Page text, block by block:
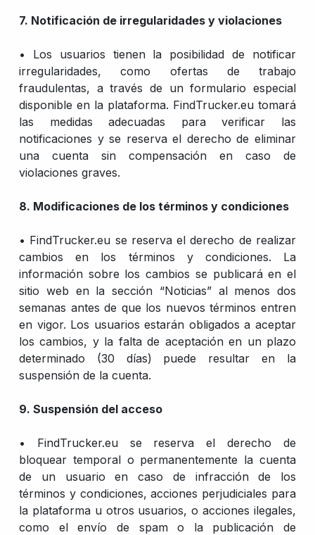
7. Notificación de irregularidades y violaciones
• Los usuarios tienen la posibilidad de notificar
irregularidades, como ofertas de trabajo
fraudulentas, a través de un formulario especial
disponible en la plataforma. FindTrucker.eu tomará
las medidas adecuadas para verificar las
notificaciones y se reserva el derecho de eliminar
una cuenta sin compensación en caso de
violaciones graves.
8. Modificaciones de los términos y condiciones
• FindTrucker.eu se reserva el derecho de realizar
cambios en los términos y condiciones. La
información sobre los cambios se publicará en el
sitio web en la sección “Noticias” al menos dos
semanas antes de que los nuevos términos entren
en vigor. Los usuarios estarán obligados a aceptar
los cambios, y la falta de aceptación en un plazo
determinado (30 días) puede resultar en la
suspensión de la cuenta.
9. Suspensión del acceso
• FindTrucker.eu se reserva el derecho de
bloquear temporal o permanentemente la cuenta
de un usuario en caso de infracción de los
términos y condiciones, acciones perjudiciales para
la plataforma u otros usuarios, o acciones ilegales,
como el envío de spam o la publicación de